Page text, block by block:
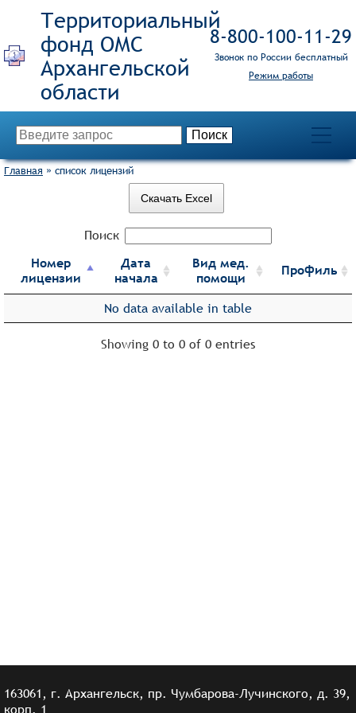
Территориальный
фонд ОМС
8‑800‑100‑11‑29
Звонок по России бесплатный
Режим работы
Главная » список лицензий
Скачать Excel
Поиск
Номер
лицензии
Дата
начала
Вид мед.
помощи
Профиль
No data available in table
Showing 0 to 0 of 0 entries
163061, г. Архангельск, пр. Чумбарова-Лучинского, д. 39,
корп. 1